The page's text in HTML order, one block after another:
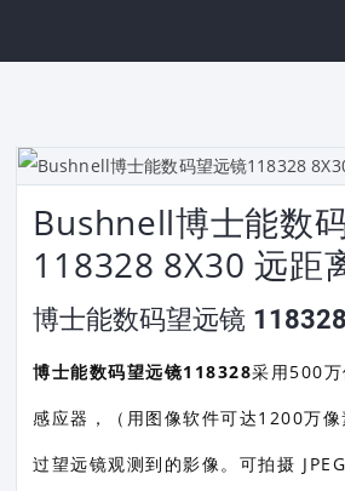
Bushnell博士能数
118328 8X30 远距
博士能数码望远镜
博士能数码望远镜118328采用500
感应器，（用图像软件可达1200万像
过望远镜观测到的影像。可拍摄